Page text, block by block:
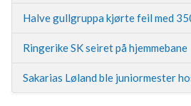
Halve gullgruppa kjørte feil med
Ringerike SK seiret på hjemmebane
Sakarias Løland ble juniormester